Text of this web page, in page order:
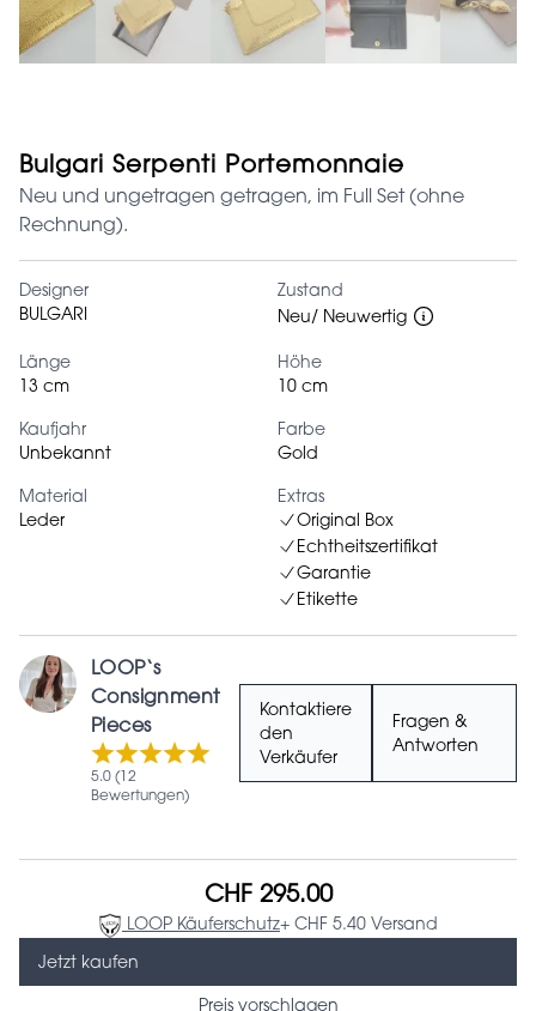
Bulgari Serpenti Portemonnaie
Neu und ungetragen getragen, im Full Set (ohne
Rechnung).
Designer
BULGARI
Zustand
Neu/ Neuwertig
Länge
13 cm
Höhe
10 cm
Kaufjahr
Unbekannt
Farbe
Gold
Material
Leder
Extras
Original Box
Echtheitszertifikat
Garantie
Etikette
LOOP‘s
Consignment
Pieces
5.0 (12
Bewertungen)
Kontaktiere
den
Verkäufer
Fragen &
Antworten
CHF 295.00
LOOP Käuferschutz+ CHF 5.40 Versand
Jetzt kaufen
Preis vorschlagen